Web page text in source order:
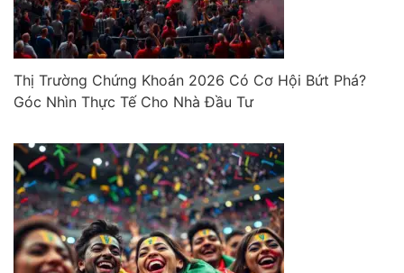
Thị Trường Chứng Khoán 2026 Có Cơ Hội Bứt Phá?
Góc Nhìn Thực Tế Cho Nhà Đầu Tư